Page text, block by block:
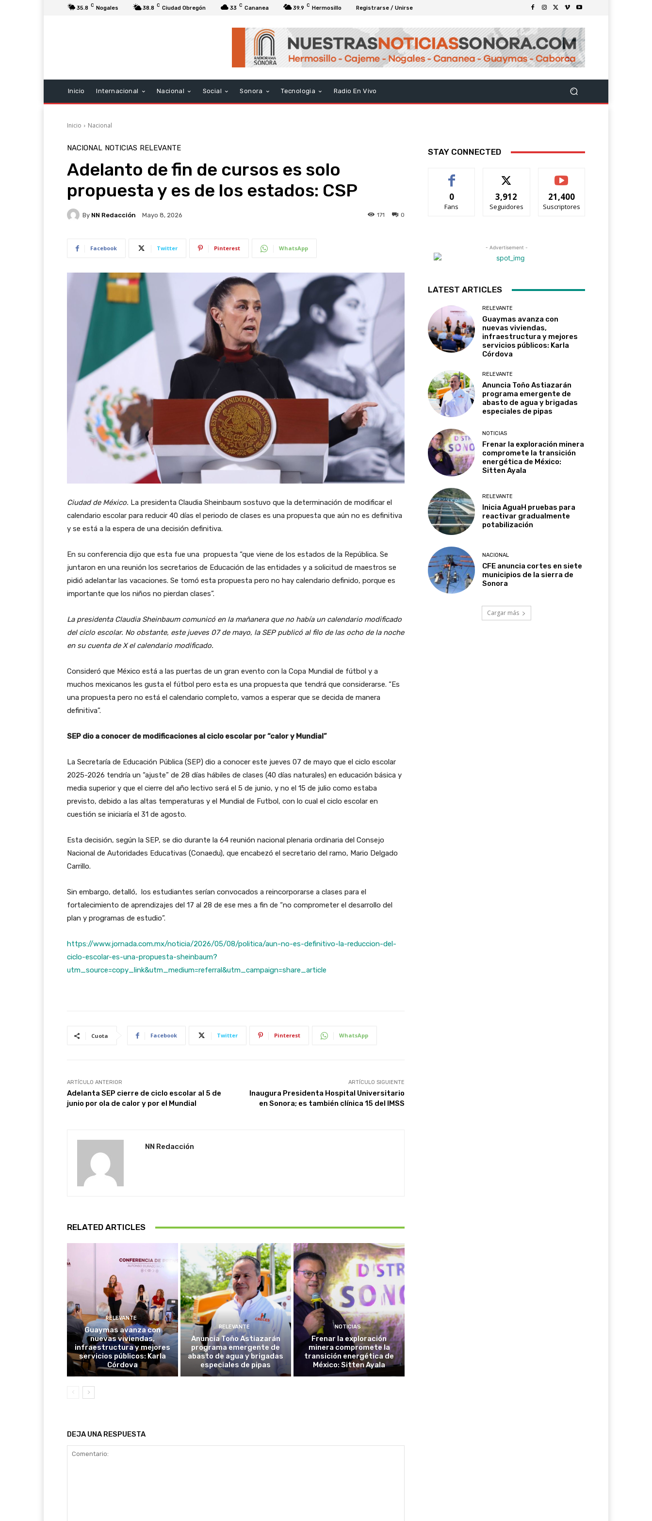
35.8 C Nogales 38.8 C Ciudad Obregón 33 C Cananea 39.9 C Hermosillo Registrarse / Unirse
Inicio Internacional Nacional Social Sonora Tecnologia Radio En Vivo
Inicio Nacional
NACIONAL NOTICIAS RELEVANTE
Adelanto de fin de cursos es solo
propuesta y es de los estados: CSP
By NN Redacción Mayo 8, 2026 0
171
Facebook Twitter Pinterest WhatsApp
Ciudad de México. La presidenta Claudia Sheinbaum sostuvo que la determinación de modificar el
calendario escolar para reducir 40 días el periodo de clases es una propuesta que aún no es definitiva
y se está a la espera de una decisión definitiva.
En su conferencia dijo que esta fue una propuesta “que viene de los estados de la República. Se
juntaron en una reunión los secretarios de Educación de las entidades y a solicitud de maestros se
pidió adelantar las vacaciones. Se tomó esta propuesta pero no hay calendario definido, porque es
importante que los niños no pierdan clases”.
La presidenta Claudia Sheinbaum comunicó en la mañanera que no había un calendario modificado
del ciclo escolar. No obstante, este jueves 07 de mayo, la SEP publicó al filo de las ocho de la noche
en su cuenta de X el calendario modificado.
Consideró que México está a las puertas de un gran evento con la Copa Mundial de fútbol y a
muchos mexicanos les gusta el fútbol pero esta es una propuesta que tendrá que considerarse. “Es
una propuesta pero no está el calendario completo, vamos a esperar que se decida de manera
definitiva”.
SEP dio a conocer de modificaciones al ciclo escolar por “calor y Mundial”
La Secretaría de Educación Pública (SEP) dio a conocer este jueves 07 de mayo que el ciclo escolar
2025-2026 tendría un “ajuste” de 28 días hábiles de clases (40 días naturales) en educación básica y
media superior y que el cierre del año lectivo será el 5 de junio, y no el 15 de julio como estaba
previsto, debido a las altas temperaturas y el Mundial de Futbol, con lo cual el ciclo escolar en
cuestión se iniciaría el 31 de agosto.
Esta decisión, según la SEP, se dio durante la 64 reunión nacional plenaria ordinaria del Consejo
Nacional de Autoridades Educativas (Conaedu), que encabezó el secretario del ramo, Mario Delgado
Carrillo.
Sin embargo, detalló, los estudiantes serían convocados a reincorporarse a clases para el
fortalecimiento de aprendizajes del 17 al 28 de ese mes a fin de “no comprometer el desarrollo del
plan y programas de estudio”.
https://www.jornada.com.mx/noticia/2026/05/08/politica/aun-no-es-definitivo-la-reduccion-del-
ciclo-escolar-es-una-propuesta-sheinbaum?
utm_source=copy_link&utm_medium=referral&utm_campaign=share_article
Cuota Facebook Twitter Pinterest WhatsApp
ARTÍCULO ANTERIOR
Adelanta SEP cierre de ciclo escolar al 5 de
junio por ola de calor y por el Mundial
ARTÍCULO SIGUIENTE
Inaugura Presidenta Hospital Universitario
en Sonora; es también clínica 15 del IMSS
NN Redacción
RELATED ARTICLES
RELEVANTE
Guaymas avanza con
nuevas viviendas,
infraestructura y mejores
servicios públicos: Karla
Córdova
RELEVANTE
Anuncia Toño Astiazarán
programa emergente de
abasto de agua y brigadas
especiales de pipas
NOTICIAS
Frenar la exploración
minera compromete la
transición energética de
México: Sitten Ayala
DEJA UNA RESPUESTA
STAY CONNECTED
0
Fans
3,912
Seguidores
21,400
Suscriptores
- Advertisement -
LATEST ARTICLES
RELEVANTE
Guaymas avanza con
nuevas viviendas,
infraestructura y mejores
servicios públicos: Karla
Córdova
RELEVANTE
Anuncia Toño Astiazarán
programa emergente de
abasto de agua y brigadas
especiales de pipas
NOTICIAS
Frenar la exploración minera
compromete la transición
energética de México:
Sitten Ayala
RELEVANTE
Inicia AguaH pruebas para
reactivar gradualmente
potabilización
NACIONAL
CFE anuncia cortes en siete
municipios de la sierra de
Sonora
Cargar más